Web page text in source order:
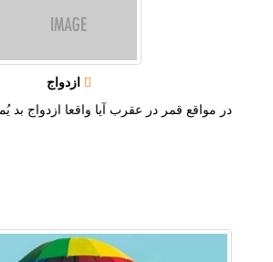
ازدواج
در مواقع قمر در عقرب آيا واقعا ازدواج بد